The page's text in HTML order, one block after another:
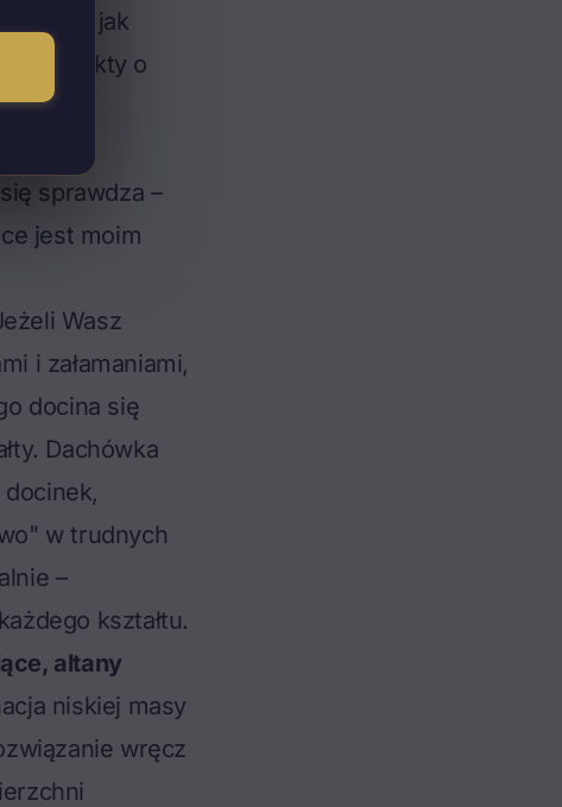
jak
produkty o
sprawdza –
jest moim
Wasz
i załamaniami,
docina się
Dachówka
w trudnych
–
kształtu.
altany
niskiej masy
wręcz